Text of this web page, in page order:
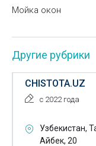
Мойка окон
Другие рубрики
CHISTOTA.UZ
с 2022 года
Узбекистан,
Айбек, 20